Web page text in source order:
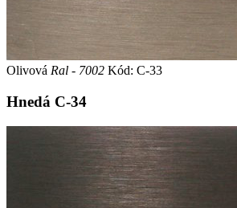
Olivová Ral - 7002 Kód: C-33
Hnedá C-34